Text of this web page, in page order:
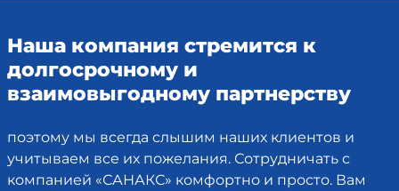
Наша компания стремится к
долгосрочному и
взаимовыгодному партнерству
поэтому мы всегда слышим наших клиентов и
учитываем все их пожелания. Сотрудничать с
компанией «САНАКС» комфортно и просто. Вам